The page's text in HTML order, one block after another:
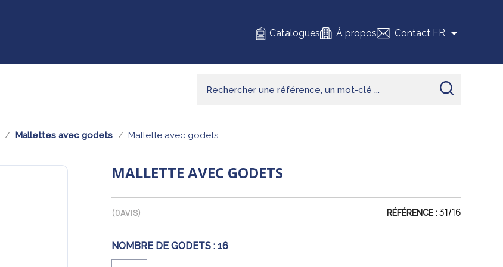
Catalogues À propos Contact FR 
Mallettes avec godets Mallette avec godets
MALLETTE AVEC GODETS
(0AVIS) RÉFÉRENCE :31/16
NOMBRE DE GODETS : 16